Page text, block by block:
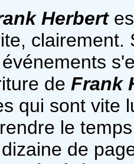
Herbert
clairement.
de Frank
qui sont vite
le
de